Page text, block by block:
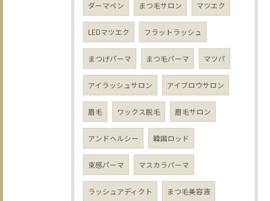
ダーマペン まつ毛サロン マツエク
LEDマツエク フラットラッシュ
まつげパーマ まつ毛パーマ マツパ
アイラッシュサロン アイブロウサロン
眉毛 ワックス脱毛 眉毛サロン
アンドヘルシー 韓国ロッド
束感パーマ マスカラパーマ
ラッシュアディクト まつ毛美容液